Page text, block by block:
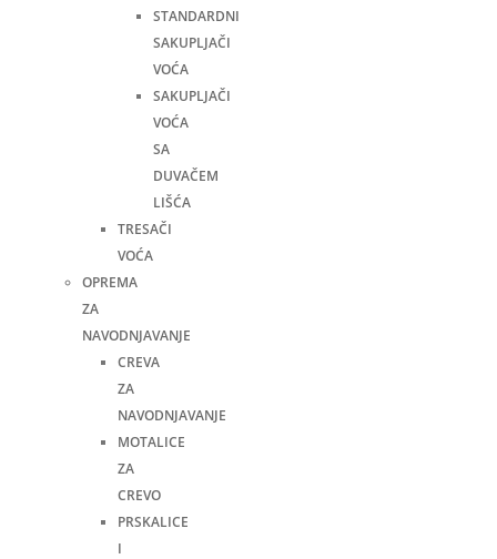
STANDARDNI
SAKUPLJAČI
VOĆA
SAKUPLJAČI
VOĆA
SA
DUVAČEM
LIŠĆA
TRESAČI
VOĆA
OPREMA
ZA
NAVODNJAVANJE
CREVA
ZA
NAVODNJAVANJE
MOTALICE
ZA
CREVO
PRSKALICE
I